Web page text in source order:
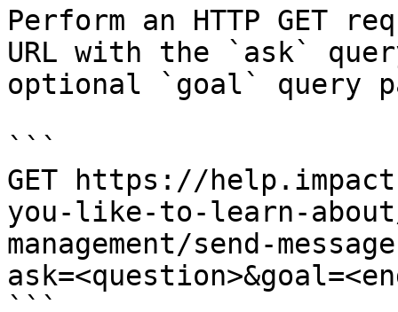
Perform an HTTP GET
URL with the `ask`
optional `goal` query
```
GET https://
you-like-to-learn-
management/send-